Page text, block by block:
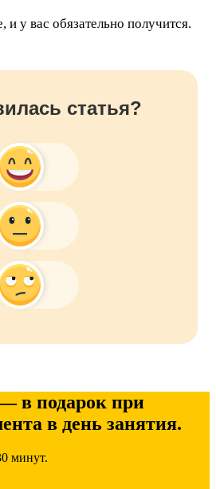
и у вас обязательно получится.
статья?
в подарок при
в день занятия.
минут.